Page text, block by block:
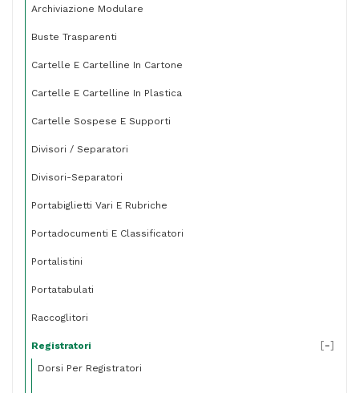
grigio
Archiviazione Modulare
Buste Trasparenti
Cartelle E Cartelline In Cartone
Cartelle E Cartelline In Plastica
Cartelle Sospese E Supporti
Divisori / Separatori
Divisori-Separatori
Portabiglietti Vari E Rubriche
Portadocumenti E Classificatori
Portalistini
Portatabulati
Raccoglitori
Registratori
Dorsi Per Registratori
[-]